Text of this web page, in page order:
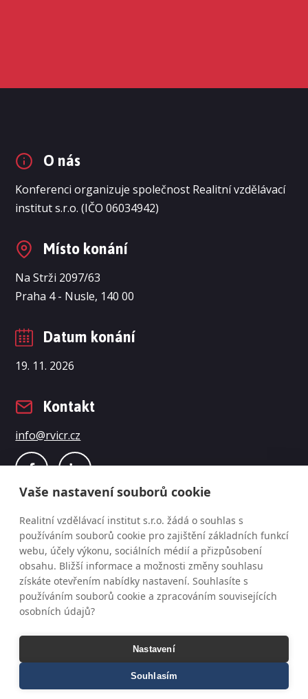
Vaše nastavení souborů cookie
Realitní vzdělávací institut s.r.o. žádá o souhlas s
používáním souborů cookie pro zajištění základních funkcí
webu, účely výkonu, sociálních médií a přizpůsobení
obsahu. Bližší informace a možnosti změny souhlasu
získáte otevřením nabídky nastavení. Souhlasíte s
používáním souborů cookie a zpracováním souvisejících
osobních údajů?
Nastavení
Souhlasím
O nás
Konferenci organizuje společnost Realitní vzdělávací
institut s.r.o. (IČO 06034942)
Místo konání
Na Strži 2097/63
Praha 4 - Nusle, 140 00
Datum konání
19. 11. 2026
Kontakt
info@rvicr.cz
© Realitní vzdělávací institut s.r.o., změna programu
i cen vyhrazena
Všeobecné obchodní podmínky a ochrana osobních
Všeobecné obchodní podmínky - partnerství